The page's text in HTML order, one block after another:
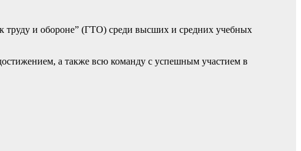
труду и обороне” (ГТО) среди высших и средних учебных
а также всю команду с успешным участием в